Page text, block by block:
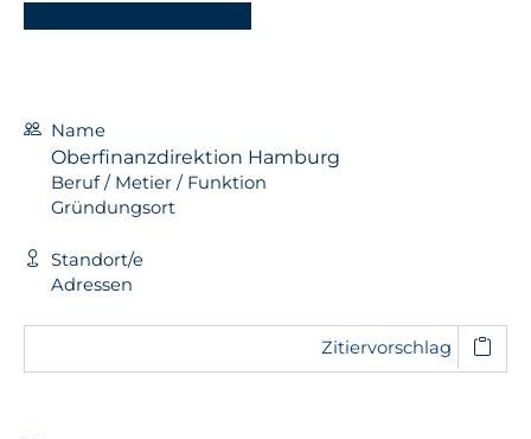
Name
Oberfinanzdirektion Hamburg
Beruf / Metier / Funktion
Gründungsort
Standort/e
Adressen
Zitiervorschlag